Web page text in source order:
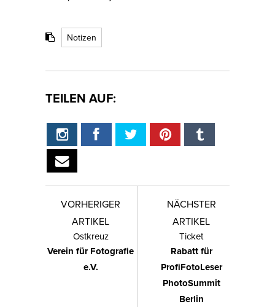
Notizen
TEILEN AUF:
VORHERIGER
ARTIKEL
Ostkreuz
Verein für Fotografie
e.V.
NÄCHSTER
ARTIKEL
Ticket
Rabatt für
ProfiFotoLeser
PhotoSummit
Berlin